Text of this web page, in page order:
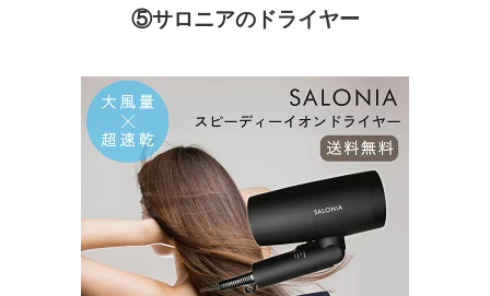
⑤サロニアのドライヤー